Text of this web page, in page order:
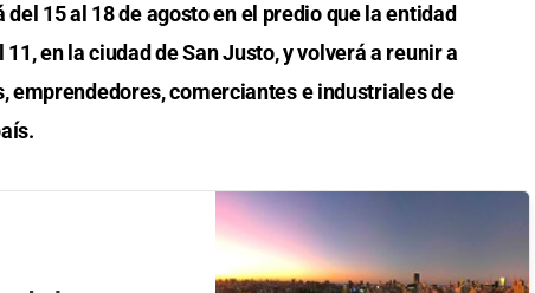
15 al 18 de agosto en el predio que la entidad
en la ciudad de San Justo, y volverá a reunir a
emprendedores, comerciantes e industriales de